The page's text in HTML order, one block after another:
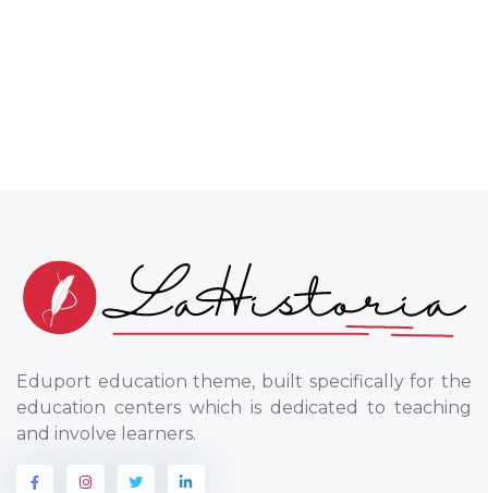
Eduport education theme, built specifically for the
education centers which is dedicated to teaching
and involve learners.